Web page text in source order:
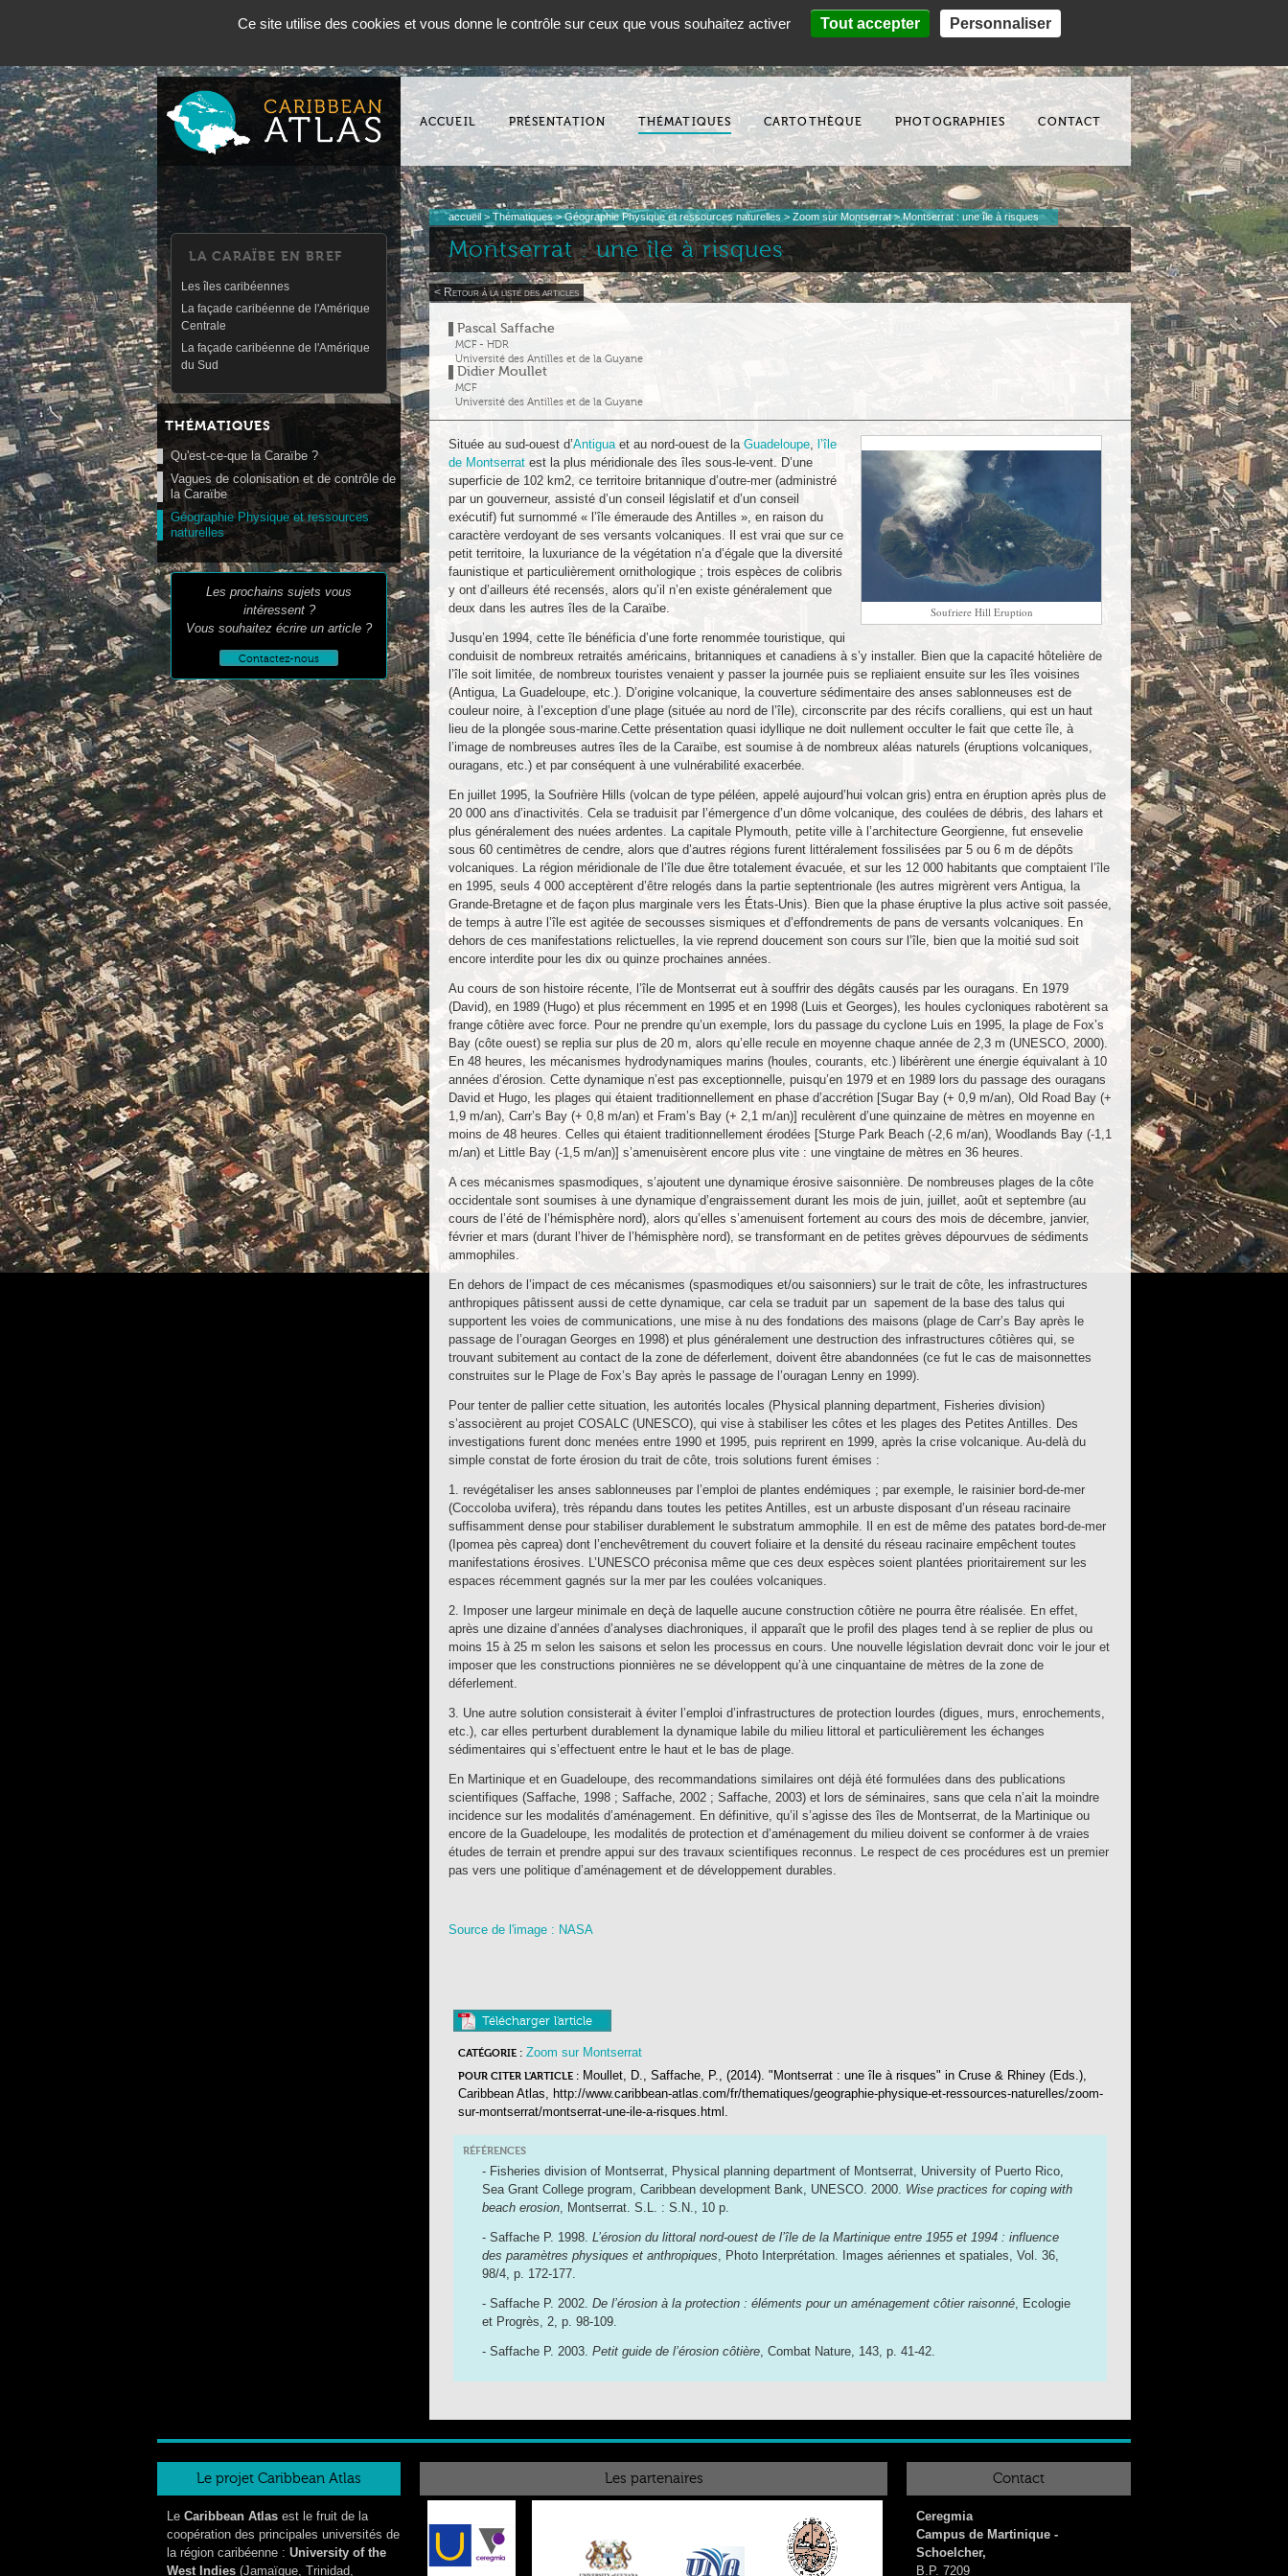
Espanol
ACCUEIL PRÉSENTATION THÉMATIQUES CARTOTHÈQUE PHOTOGRAPHIES CONTACT
accueil> Thématiques>Géographie Physique et ressources naturelles > Zoom sur Montserrat>Montserrat : une île à risques
Montserrat : une île à risques
< Retour à la liste des articles
Pascal Saffache
MCF - HDR
Université des Antilles et de la Guyane
Didier Moullet
MCF
Université des Antilles et de la Guyane
Soufriere Hill Eruption
Située au sud-ouest d’Antiguaet au nord-ouest de la Guadeloupe, l’île
de Montserrat est la plus méridionale des îles sous-le-vent. D’une
superficie de 102 km2, ce territoire britannique d’outre-mer (administré
par un gouverneur, assisté d’un conseil législatif et d’un conseil
exécutif) fut surnommé « l’île émeraude des Antilles », en raison du
caractère verdoyant de ses versants volcaniques. Il est vrai que sur ce
petit territoire, la luxuriance de la végétation n’a d’égale que la diversité
faunistique et particulièrement ornithologique ; trois espèces de colibris
y ont d’ailleurs été recensés, alors qu’il n’en existe généralement que
deux dans les autres îles de la Caraïbe.
Jusqu’en 1994, cette île bénéficia d’une forte renommée touristique, qui
conduisit de nombreux retraités américains, britanniques et canadiens à s’y installer. Bien que la capacité hôtelière de
l’île soit limitée, de nombreux touristes venaient y passer la journée puis se repliaient ensuite sur les îles voisines
(Antigua, La Guadeloupe, etc.). D’origine volcanique, la couverture sédimentaire des anses sablonneuses est de
couleur noire, à l’exception d’une plage (située au nord de l’île), circonscrite par des récifs coralliens, qui est un haut
lieu de la plongée sous-marine.Cette présentation quasi idyllique ne doit nullement occulter le fait que cette île, à
l’image de nombreuses autres îles de la Caraïbe, est soumise à de nombreux aléas naturels (éruptions volcaniques,
ouragans, etc.) et par conséquent à une vulnérabilité exacerbée.
En juillet 1995, la Soufrière Hills (volcan de type péléen, appelé aujourd’hui volcan gris) entra en éruption après plus de
20 000 ans d’inactivités. Cela se traduisit par l’émergence d’un dôme volcanique, des coulées de débris, des lahars et
plus généralement des nuées ardentes. La capitale Plymouth, petite ville à l’architecture Georgienne, fut ensevelie
sous 60 centimètres de cendre, alors que d’autres régions furent littéralement fossilisées par 5 ou 6 m de dépôts
volcaniques. La région méridionale de l’île due être totalement évacuée, et sur les 12 000 habitants que comptaient l’île
en 1995, seuls 4 000 acceptèrent d’être relogés dans la partie septentrionale (les autres migrèrent vers Antigua, la
Grande-Bretagne et de façon plus marginale vers les États-Unis). Bien que la phase éruptive la plus active soit passée,
de temps à autre l’île est agitée de secousses sismiques et d’effondrements de pans de versants volcaniques. En
dehors de ces manifestations relictuelles, la vie reprend doucement son cours sur l’île, bien que la moitié sud soit
encore interdite pour les dix ou quinze prochaines années.
Au cours de son histoire récente, l’île de Montserrat eut à souffrir des dégâts causés par les ouragans. En 1979
(David), en 1989 (Hugo) et plus récemment en 1995 et en 1998 (Luis et Georges), les houles cycloniques rabotèrent sa
frange côtière avec force. Pour ne prendre qu’un exemple, lors du passage du cyclone Luis en 1995, la plage de Fox’s
Bay (côte ouest) se replia sur plus de 20 m, alors qu’elle recule en moyenne chaque année de 2,3 m (UNESCO, 2000).
En 48 heures, les mécanismes hydrodynamiques marins (houles, courants, etc.) libérèrent une énergie équivalant à 10
années d’érosion. Cette dynamique n’est pas exceptionnelle, puisqu’en 1979 et en 1989 lors du passage des ouragans
David et Hugo, les plages qui étaient traditionnellement en phase d’accrétion [Sugar Bay (+ 0,9 m/an), Old Road Bay (+
1,9 m/an), Carr’s Bay (+ 0,8 m/an) et Fram’s Bay (+ 2,1 m/an)] reculèrent d’une quinzaine de mètres en moyenne en
moins de 48 heures. Celles qui étaient traditionnellement érodées [Sturge Park Beach (-2,6 m/an), Woodlands Bay (-1,1
m/an) et Little Bay (-1,5 m/an)] s’amenuisèrent encore plus vite : une vingtaine de mètres en 36 heures.
A ces mécanismes spasmodiques, s’ajoutent une dynamique érosive saisonnière. De nombreuses plages de la côte
occidentale sont soumises à une dynamique d’engraissement durant les mois de juin, juillet, août et septembre (au
cours de l’été de l’hémisphère nord), alors qu’elles s’amenuisent fortement au cours des mois de décembre, janvier,
février et mars (durant l’hiver de l’hémisphère nord), se transformant en de petites grèves dépourvues de sédiments
ammophiles.
En dehors de l’impact de ces mécanismes (spasmodiques et/ou saisonniers) sur le trait de côte, les infrastructures
anthropiques pâtissent aussi de cette dynamique, car cela se traduit par un sapement de la base des talus qui
supportent les voies de communications, une mise à nu des fondations des maisons (plage de Carr’s Bay après le
passage de l’ouragan Georges en 1998) et plus généralement une destruction des infrastructures côtières qui, se
trouvant subitement au contact de la zone de déferlement, doivent être abandonnées (ce fut le cas de maisonnettes
construites sur le Plage de Fox’s Bay après le passage de l’ouragan Lenny en 1999).
Pour tenter de pallier cette situation, les autorités locales (Physical planning department, Fisheries division)
s’associèrent au projet COSALC (UNESCO), qui vise à stabiliser les côtes et les plages des Petites Antilles. Des
investigations furent donc menées entre 1990 et 1995, puis reprirent en 1999, après la crise volcanique. Au-delà du
simple constat de forte érosion du trait de côte, trois solutions furent émises :
1. revégétaliser les anses sablonneuses par l’emploi de plantes endémiques ; par exemple, le raisinier bord-de-mer
(Coccoloba uvifera), très répandu dans toutes les petites Antilles, est un arbuste disposant d’un réseau racinaire
suffisamment dense pour stabiliser durablement le substratum ammophile. Il en est de même des patates bord-de-mer
(Ipomea pès caprea) dont l’enchevêtrement du couvert foliaire et la densité du réseau racinaire empêchent toutes
manifestations érosives. L’UNESCO préconisa même que ces deux espèces soient plantées prioritairement sur les
espaces récemment gagnés sur la mer par les coulées volcaniques.
2. Imposer une largeur minimale en deçà de laquelle aucune construction côtière ne pourra être réalisée. En effet,
après une dizaine d’années d’analyses diachroniques, il apparaît que le profil des plages tend à se replier de plus ou
moins 15 à 25 m selon les saisons et selon les processus en cours. Une nouvelle législation devrait donc voir le jour et
imposer que les constructions pionnières ne se développent qu’à une cinquantaine de mètres de la zone de
déferlement.
3. Une autre solution consisterait à éviter l’emploi d’infrastructures de protection lourdes (digues, murs, enrochements,
etc.), car elles perturbent durablement la dynamique labile du milieu littoral et particulièrement les échanges
sédimentaires qui s’effectuent entre le haut et le bas de plage.
En Martinique et en Guadeloupe, des recommandations similaires ont déjà été formulées dans des publications
scientifiques (Saffache, 1998 ; Saffache, 2002 ; Saffache, 2003) et lors de séminaires, sans que cela n’ait la moindre
incidence sur les modalités d’aménagement. En définitive, qu’il s’agisse des îles de Montserrat, de la Martinique ou
encore de la Guadeloupe, les modalités de protection et d’aménagement du milieu doivent se conformer à de vraies
études de terrain et prendre appui sur des travaux scientifiques reconnus. Le respect de ces procédures est un premier
pas vers une politique d’aménagement et de développement durables.
Source de l'image : NASA
Télécharger l'article
CATÉGORIE : Zoom sur Montserrat
POUR CITER L'ARTICLE : Moullet, D., Saffache, P., (2014). "Montserrat : une île à risques" in Cruse & Rhiney (Eds.),
Caribbean Atlas, http://www.caribbean-atlas.com/fr/thematiques/geographie-physique-et-ressources-naturelles/zoom-
sur-montserrat/montserrat-une-ile-a-risques.html.
RÉFÉRENCES
- Fisheries division of Montserrat, Physical planning department of Montserrat, University of Puerto Rico,
Sea Grant College program, Caribbean development Bank, UNESCO. 2000. Wise practices for coping with
beach erosion, Montserrat. S.L. : S.N., 10 p.
- Saffache P. 1998. L’érosion du littoral nord-ouest de l’île de la Martinique entre 1955 et 1994 : influence
des paramètres physiques et anthropiques, Photo Interprétation. Images aériennes et spatiales, Vol. 36,
98/4, p. 172-177.
- Saffache P. 2002. De l’érosion à la protection : éléments pour un aménagement côtier raisonné, Ecologie
et Progrès, 2, p. 98-109.
- Saffache P. 2003. Petit guide de l’érosion côtière, Combat Nature, 143, p. 41-42.
LA CARAÏBE EN BREF
Les îles caribéennes
La façade caribéenne de l'Amérique
Centrale
La façade caribéenne de l'Amérique
du Sud
THÉMATIQUES
Qu'est-ce-que la Caraïbe ?
Vagues de colonisation et de contrôle de
la Caraïbe
Géographie Physique et ressources
naturelles
Les prochains sujets vous
intéressent ?
Vous souhaitez écrire un article ?
Contactez-nous
Le projet Caribbean Atlas
Le Caribbean Atlas est le fruit de la
coopération des principales universités de
la région caribéenne : University of the
West Indies (Jamaïque, Trinidad,
Les partenaires Contact
Ceregmia
Campus de Martinique -
Schoelcher,
B.P. 7209
Ce site utilise des cookies et vous donne le contrôle sur ceux que vous souhaitez activer Tout accepter Personnaliser